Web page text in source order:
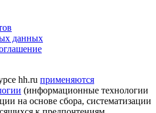
данных
hh.ru применяются
(информационные технологии
на основе сбора, систематизации